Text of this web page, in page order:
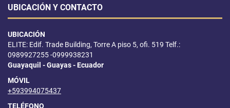
UBICACIÓN Y CONTACTO
UBICACIÓN
ELITE: Edif. Trade Building, Torre A piso 5, ofi. 519 Telf.:
0989927255 -0999938231
Guayaquil - Guayas - Ecuador
MÓVIL
+593994075437
TELÉFONO